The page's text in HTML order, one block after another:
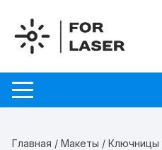
содержимому
Главная /Макеты /Ключницы